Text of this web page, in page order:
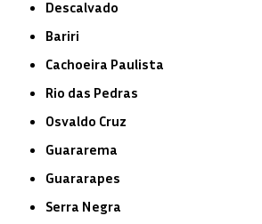
Descalvado
Bariri
Cachoeira Paulista
Rio das Pedras
Osvaldo Cruz
Guararema
Guararapes
Serra Negra